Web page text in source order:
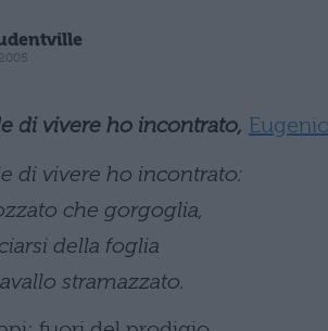
di vivere ho incontrato,
di vivere ho incontrato:
che gorgoglia,
della foglia
stramazzato.